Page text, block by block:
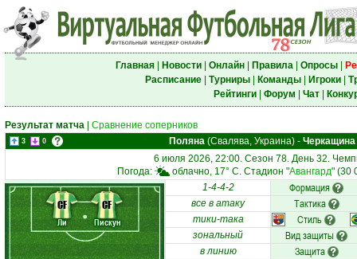
Главная| Новости| Онлайн| Правила| Опросы|
Расписание| Турниры| Команды| Игроки|
Рейтинги| Форум Чат|
Результат матча Сравнение соперников
3 0 Поляна(Свалява, Украина)- Черкащина
6 июля 2026, 22:00. Сезон 78. День 32.
Погода:
облачно, 17° C. Стадион "Авангард" (30
Ли Пискун
CF CF
1-4-4-2 Формация
все в атаку Тактика
тики-така Стиль
зональный Вид защиты
в линию Защита